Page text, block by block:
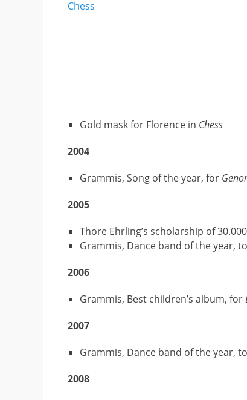
Gold mask for Florence in Chess
2004
Grammis, Song of the year, for
2005
Thore Ehrling’s scholarship of
Grammis, Dance band of the year,
2006
Grammis, Best children’s album, for
2007
Grammis, Dance band of the year,
2008